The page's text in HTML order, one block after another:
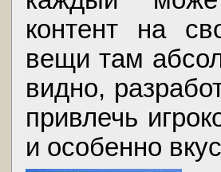
контент на
вещи там
видно,
привлечь
и особенно